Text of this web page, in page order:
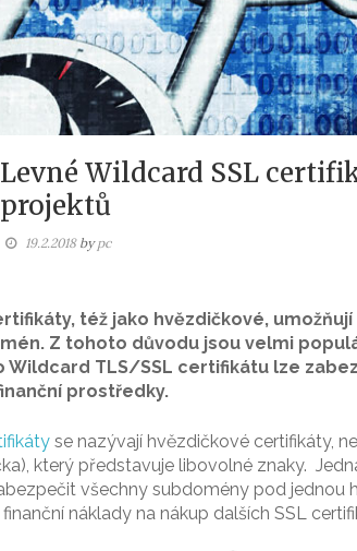
Levné Wildcard SSL
projektů
19.2.2018bypc
též jako hvězdičkové,
Z tohoto důvodu jsou velmi
Wildcard TLS/SSL certifikátu lze
prostředky.
se nazývají hvězdičkové certifikáty,
který představuje libovolné znaky.
všechny subdomény pod jednou
náklady na nákup dalších SSL